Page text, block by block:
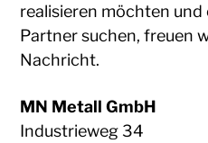
realisieren möchten und
Partner suchen, freuen
Nachricht.
MN Metall GmbH
Industrieweg 34